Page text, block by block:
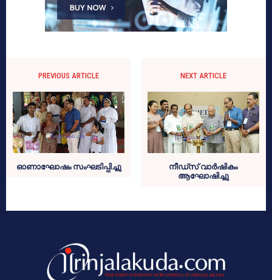
PREVIOUS ARTICLE
ഓണാഘോഷം സംഘടിപ്പിച്ചു
NEXT ARTICLE
നീഡ്‌സ് വാര്‍ഷികം
ആഘോഷിച്ചു